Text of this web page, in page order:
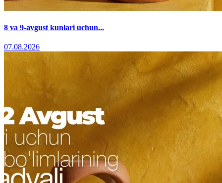
8 va 9-avgust kunlari uchun...
07.08.2026